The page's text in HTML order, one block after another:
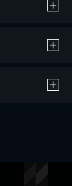
の購入 / レンタルです。
のポイント還元です。